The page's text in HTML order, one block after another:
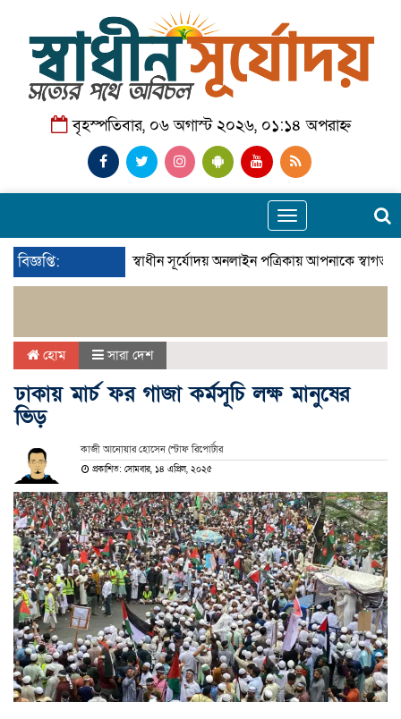
বৃহস্পতিবার, ০৬ অগাস্ট ২০২৬, ০১:১৪ অপরাহ্ন
Toggle
navigation
বিজ্ঞপ্তি: স্বাধীন সূর্যোদয় অনলাইন পত্রিকায় আপনাকে
হোম সারা দেশ
ঢাকায় মার্চ ফর গাজা কর্মসূচি লক্ষ মানুষের
ভিড়
কাজী আনোয়ার হোসেন (স্টাফ রিপোর্টার
প্রকাশিত: সোমবার, ১৪ এপ্রিল, ২০২৫